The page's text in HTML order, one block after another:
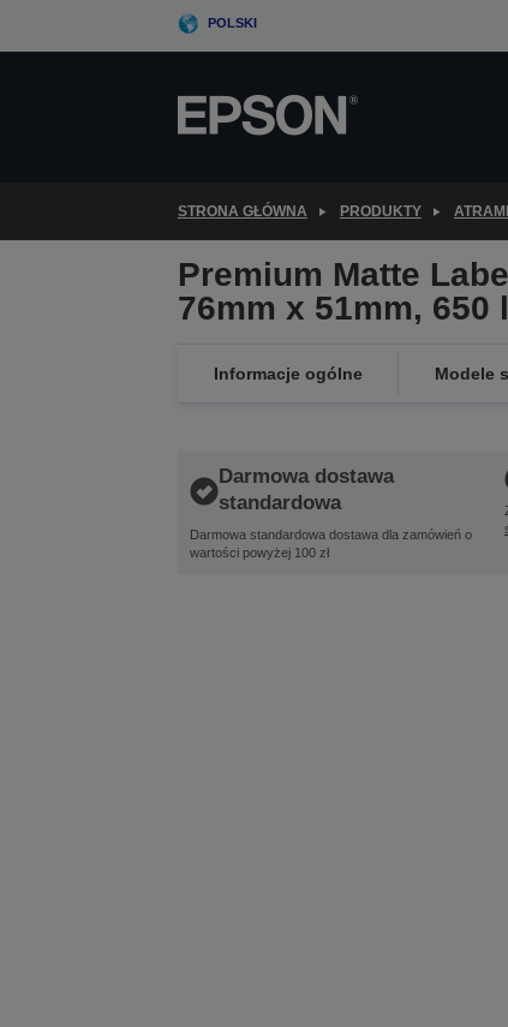
POLSKI
STRONA GŁÓWNA PRODUKTY
Premium Matte
76mm x 51mm, 650
Informacje ogólne Modele
Darmowa dostawa
standardowa
Darmowa standardowa dostawa dla zamówień o
wartości powyżej 100 zł